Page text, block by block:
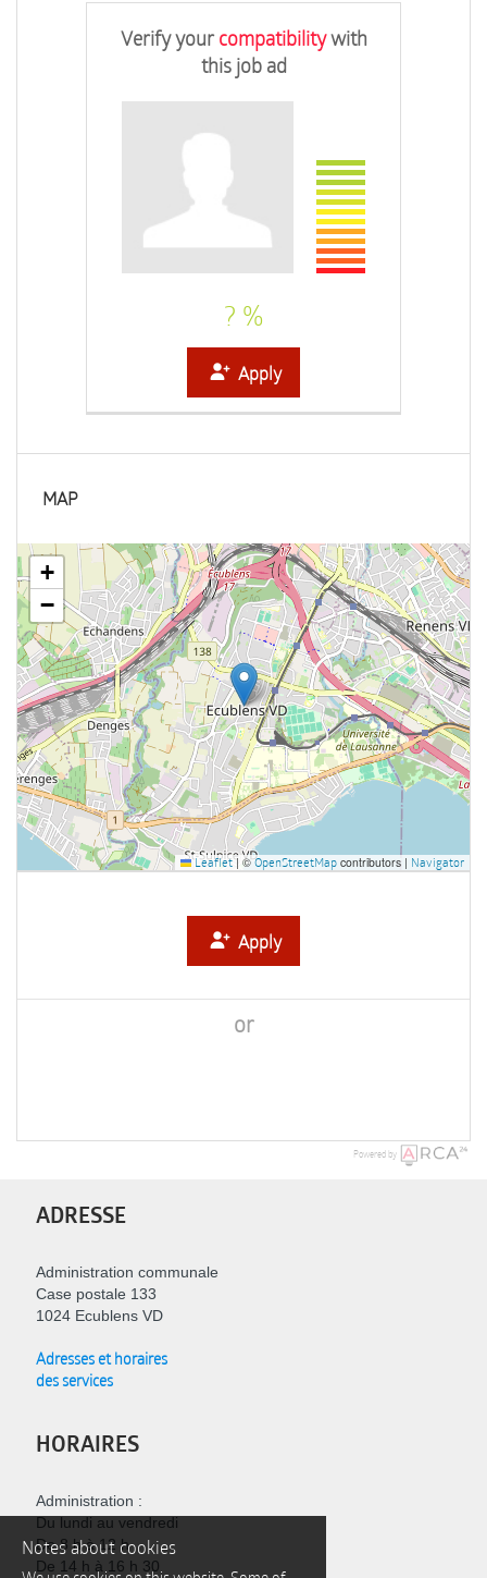
Verify yourcompatibilitywith
this job ad
? %
Apply
MAP
+
−
Leaflet | ©OpenStreetMap contributors | Navigator
Apply
or
Powered by
ADRESSE
Administration communale
Case postale 133
1024 Ecublens VD
Adresses et horaires
des services
HORAIRES
Administration :
Du lundi au vendredi
De 8 h à 12 h
De 14 h à 16 h 30
Notes about cookies